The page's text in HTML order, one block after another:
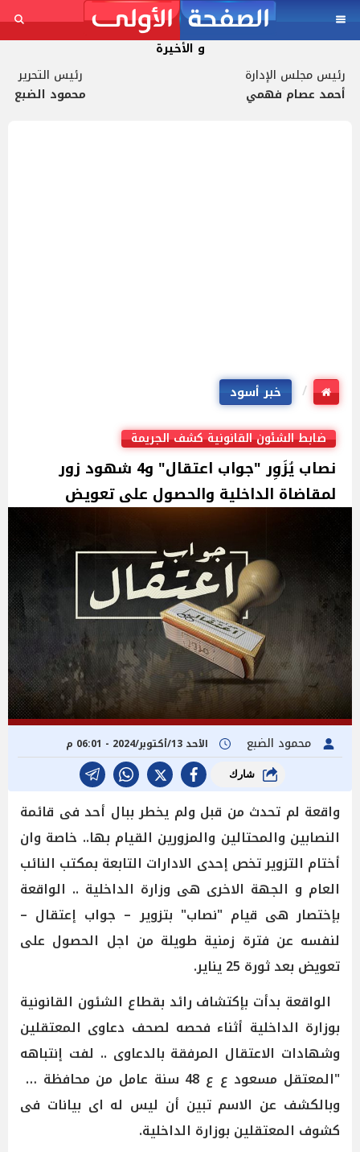
و الأخيرة
رئيس مجلس الإدارة
أحمد عصام فهمي
رئيس التحرير
محمود الضبع
خبر أسود
ضابط الشئون القانونية كشف الجريمة
نصاب يُزَوِر "جواب اعتقال" و4 شهود زور
لمقاضاة الداخلية والحصول على تعويض
محمود الضبع الأحد 13/أكتوبر/2024 - 06:01 م
شارك
واقعة لم تحدث من قبل ولم يخطر ببال أحد فى قائمة
النصابين والمحتالين والمزورين القيام بها.. خاصة وان
أختام التزوير تخص إحدى الادارات التابعة بمكتب النائب
العام و الجهة الاخرى هى وزارة الداخلية .. الواقعة
بإختصار هى قيام "نصاب" بتزوير – جواب إعتقال –
لنفسه عن فترة زمنية طويلة من اجل الحصول على
تعويض بعد ثورة 25 يناير.
الواقعة بدأت بإكتشاف رائد بقطاع الشئون القانونية
بوزارة الداخلية أثناء فحصه لصحف دعاوى المعتقلين
وشهادات الاعتقال المرفقة بالدعاوى .. لفت إنتباهه
"المعتقل مسعود ع ع 48 سنة عامل من محافظة قنا
وبالكشف عن الاسم تبين أن ليس له اى بيانات فى
كشوف المعتقلين بوزارة الداخلية.